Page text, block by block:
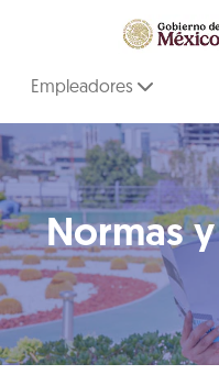
Empleadores
Normas